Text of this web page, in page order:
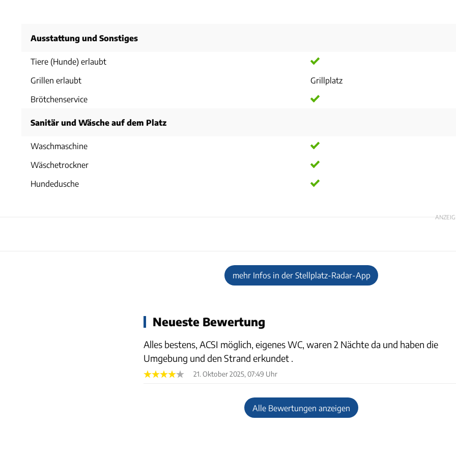
Ausstattung und Sonstiges
Tiere (Hunde) erlaubt
Grillen erlaubt
Grillplatz
Brötchenservice
Sanitär und Wäsche auf dem Platz
Waschmaschine
Wäschetrockner
Hundedusche
mehr Infos in der Stellplatz-Radar-App
Neueste Bewertung
Alles bestens, ACSI möglich, eigenes WC, waren 2 Nächte da und haben die
Umgebung und den Strand erkundet .
21. Oktober 2025, 07:49 Uhr
Alle Bewertungen anzeigen